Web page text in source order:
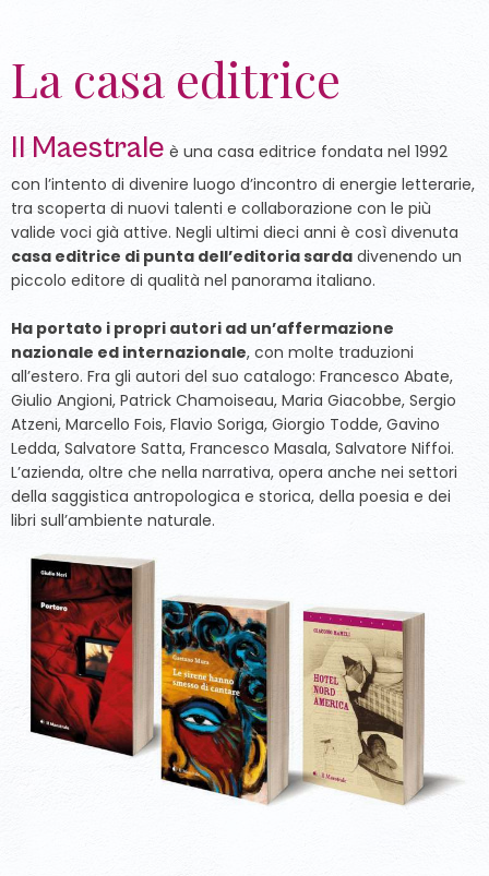
La casa editrice
Il Maestrale è una casa editrice fondata nel 1992
con l’intento di divenire luogo d’incontro di energie letterarie,
tra scoperta di nuovi talenti e collaborazione con le più
valide voci già attive. Negli ultimi dieci anni è così divenuta
casa editrice di punta dell’editoria sarda divenendo un
piccolo editore di qualità nel panorama italiano.
Ha portato i propri autori ad un’affermazione
nazionale ed internazionale, con molte traduzioni
all’estero. Fra gli autori del suo catalogo: Francesco Abate,
Giulio Angioni, Patrick Chamoiseau, Maria Giacobbe, Sergio
Atzeni, Marcello Fois, Flavio Soriga, Giorgio Todde, Gavino
Ledda, Salvatore Satta, Francesco Masala, Salvatore Niffoi.
L’azienda, oltre che nella narrativa, opera anche nei settori
della saggistica antropologica e storica, della poesia e dei
libri sull’ambiente naturale.